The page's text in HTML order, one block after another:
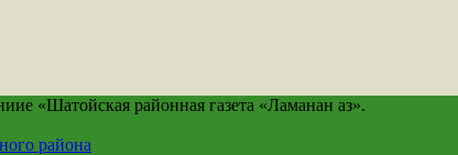
«Шатойская районная газета «Ламанан аз».
района